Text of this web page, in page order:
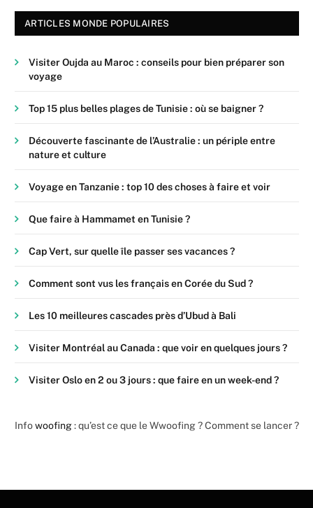
ARTICLES MONDE POPULAIRES
Visiter Oujda au Maroc : conseils pour bien préparer son
voyage
Top 15 plus belles plages de Tunisie : où se baigner ?
Découverte fascinante de l’Australie : un périple entre
nature et culture
Voyage en Tanzanie : top 10 des choses à faire et voir
Que faire à Hammamet en Tunisie ?
Cap Vert, sur quelle île passer ses vacances ?
Comment sont vus les français en Corée du Sud ?
Les 10 meilleures cascades près d’Ubud à Bali
Visiter Montréal au Canada : que voir en quelques jours ?
Visiter Oslo en 2 ou 3 jours : que faire en un week-end ?
Infowoofing: qu’est ce que le Wwoofing ? Comment se lancer ?